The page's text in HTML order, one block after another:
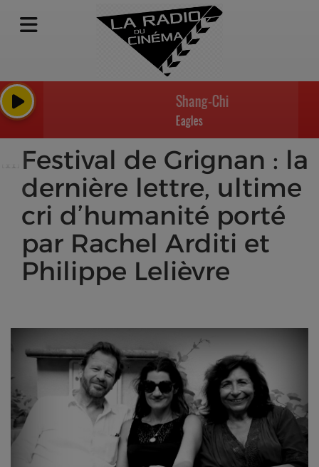
Shang-Chi et la Légende
Eagles
Festival de Grignan : la
dernière lettre, ultime
cri d’humanité porté
par Rachel Arditi et
Philippe Lelièvre